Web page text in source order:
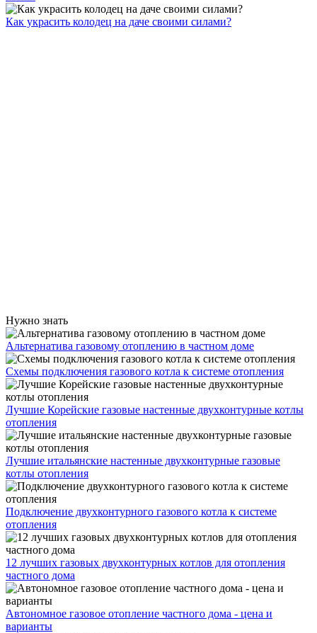
Как украсить колодец на даче своими силами?
Нужно знать
Альтернатива газовому отоплению в частном доме
Схемы подключения газового котла к системе отопления
Лучшие Корейские газовые настенные двухконтурные котлы
отопления
Лучшие итальянские настенные двухконтурные газовые
котлы отопления
Подключение двухконтурного газового котла к системе
отопления
12 лучших газовых двухконтурных котлов для отопления
частного дома
Автономное газовое отопление частного дома - цена и
варианты